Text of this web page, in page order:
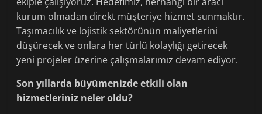
kurum olmadan direkt müşteriye hizmet sunmaktır.
Taşımacılık ve lojistik sektörünün maliyetlerini
düşürecek ve onlara her türlü kolaylığı getirecek
yeni projeler üzerine çalışmalarımız devam ediyor.
Son yıllarda büyümenizde etkili olan
hizmetleriniz neler oldu?